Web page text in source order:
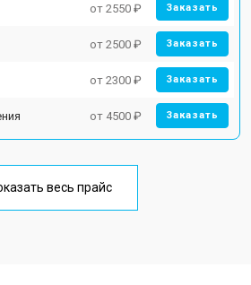
от 2550 ₽ Заказать
от 2500 ₽ Заказать
от 2300 ₽ Заказать
от 4500 ₽ Заказать
весь прайс